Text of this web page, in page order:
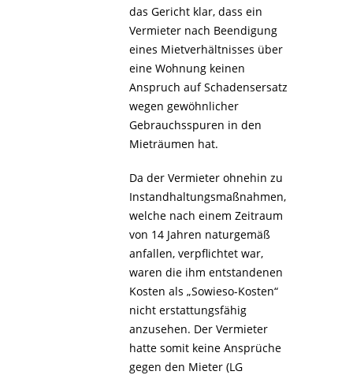
das Gericht klar, dass ein
Vermieter nach Beendigung
eines Mietverhältnisses über
eine Wohnung keinen
Anspruch auf Schadensersatz
wegen gewöhnlicher
Gebrauchsspuren in den
Mieträumen hat.
Da der Vermieter ohnehin zu
Instandhaltungsmaßnahmen,
welche nach einem Zeitraum
von 14 Jahren naturgemäß
anfallen, verpflichtet war,
waren die ihm entstandenen
Kosten als „Sowieso-Kosten“
nicht erstattungsfähig
anzusehen. Der Vermieter
hatte somit keine Ansprüche
gegen den Mieter (LG